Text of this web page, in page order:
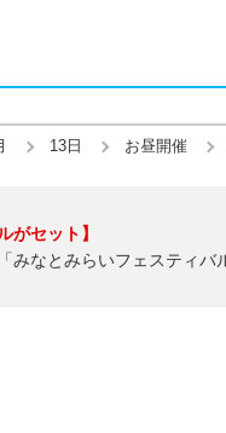
13日 お昼開催
がセット】
みなとみらいフェスティバ